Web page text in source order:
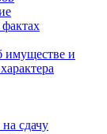
имуществе и
сдачу